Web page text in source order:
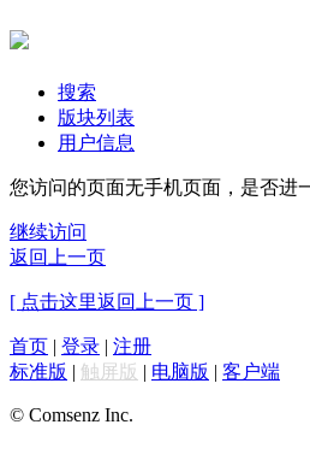
搜索
版块列表
用户信息
您访问的页面无手机页面，是否进
继续访问
返回上一页
[ 点击这里返回上一页 ]
首页 | 登录 | 注册
标准版 | 触屏版 | 电脑版 | 客户端
© Comsenz Inc.